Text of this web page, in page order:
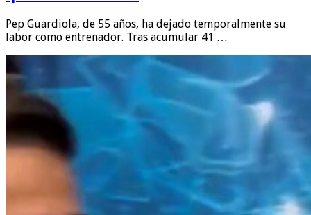
Pep Guardiola, de 55 años, ha dejado temporalmente su
labor como entrenador. Tras acumular 41 …